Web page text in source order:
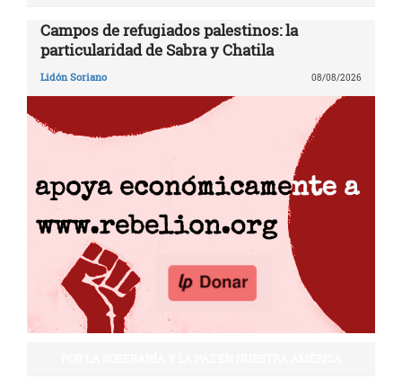
Campos de refugiados palestinos: la
particularidad de Sabra y Chatila
Lidón Soriano 08/08/2026